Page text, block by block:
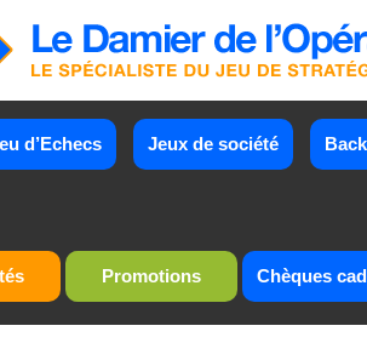
d’Echecs Jeux de société
Promotions Chèques